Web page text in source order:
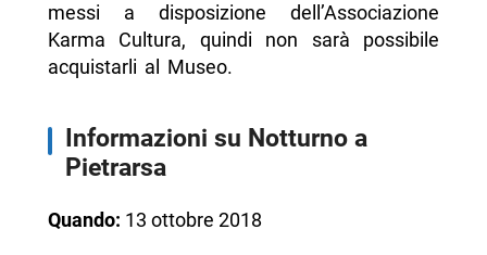
messi a disposizione dell’Associazione
Karma Cultura, quindi non sarà possibile
acquistarli al Museo.
Informazioni su Notturno a
Pietrarsa
Quando: 13 ottobre 2018